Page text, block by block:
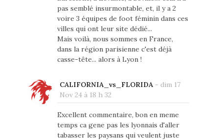
pas semblé insurmontable, et, il y a 2
voire 3 équipes de foot féminin dans ces
villes qui ont leur site dédié...
Mais voilà, nous sommes en France,
dans la région parisienne c'est déjà
casse-tête... alors à Lyon !
CALIFORNIA_vs_FLORIDA- dim 17
Nov 24 à 18 h 32
Excellent commentaire, bon en meme
temps ca gene pas les lyonnais d'aller
tabasser les paysans qui veulent juste